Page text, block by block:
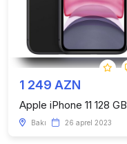
1 249 AZN
Apple iPhone 11 128 GB
Bakı 26 aprel 2023